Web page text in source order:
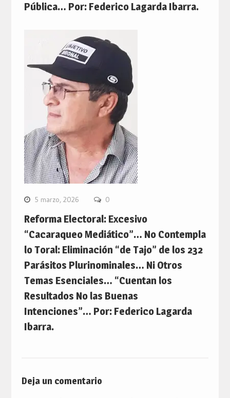
Pública… Por: Federico Lagarda Ibarra.
5 marzo, 2026 0
Reforma Electoral: Excesivo
“Cacaraqueo Mediático”… No Contempla
lo Toral: Eliminación “de Tajo” de los 232
Parásitos Plurinominales… Ni Otros
Temas Esenciales… “Cuentan los
Resultados No las Buenas
Intenciones”… Por: Federico Lagarda
Ibarra.
Deja un comentario